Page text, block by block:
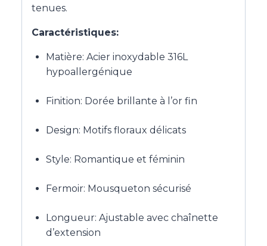
tenues.
Caractéristiques:
Matière: Acier inoxydable 316L
hypoallergénique
Finition: Dorée brillante à l’or fin
Design: Motifs floraux délicats
Style: Romantique et féminin
Fermoir: Mousqueton sécurisé
Longueur: Ajustable avec chaînette
d’extension